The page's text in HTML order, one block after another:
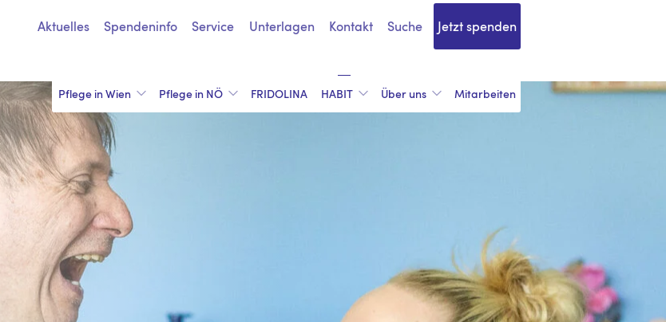
Aktuelles Spendeninfo Service Unterlagen Kontakt Suche Jetzt spenden
Pflege in Wien Pflege in NÖ FRIDOLINA HABIT Über uns Mitarbeiten